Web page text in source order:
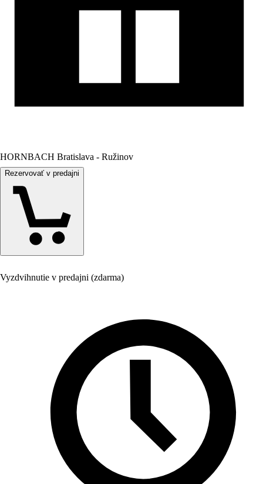
HORNBACH Bratislava - Ružinov
Rezervovať v predajni
Vyzdvihnutie v predajni (zdarma)